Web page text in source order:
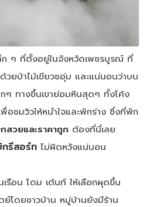
ก ๆ ที่ตั้งอยู่ในจังหวัดเพชรบูรณ์ ที่
วยป่าไม้เขียวชอุ่ม และแน่นอนว่าบน
ๆ ทางขึ้นเขาย่อมหินสุดๆ ทั้งโค้ง
ชมวิวให้หนำใจและพักร่าง ซึ่งที่พัก
สวยและราคาถูก ต้องที่นี่เลย
รีสอร์ท ไม่ผิดหวังแน่นอน
รือน โดม เต้นท์ ให้เลือกผุดขึ้น
โดยชาวบ้าน หมู่บ้านยังมีร้าน